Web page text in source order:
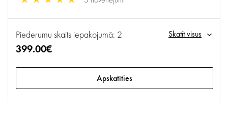
Piederumu skaits iepakojumā: 2 Skatīt visus
399.00€
Apskatīties